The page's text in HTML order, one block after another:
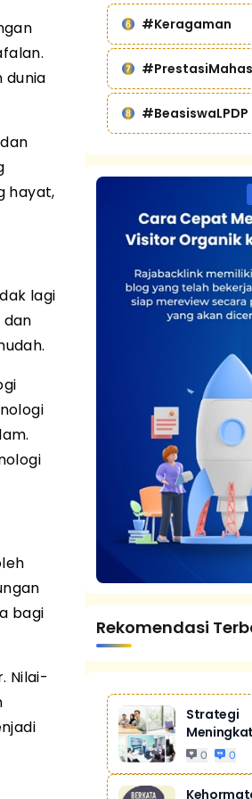
dunia
hayat,
lagi
bagi
Nilai-
#Keragaman
#BeasiswaLPDP
Rekomendasi
Strategi
Penjualan
0 0